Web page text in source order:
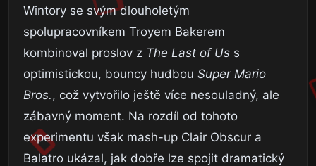
Wintory se svým dlouholetým
spolupracovníkem Troyem Bakerem
kombinoval proslov z The Last of Us s
optimistickou, bouncy hudbou Super Mario
Bros. , což vytvořilo ještě více nesouladný, ale
zábavný moment. Na rozdíl od tohoto
experimentu však mash-up Clair Obscur a
Balatro ukázal, jak dobře lze spojit dramatický